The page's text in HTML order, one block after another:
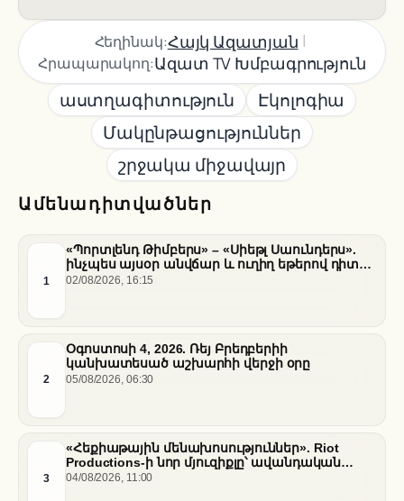
Ամենադիտվածներ
1
«Պորտլենդ Թիմբերս» – «Սիեթլ Սաունդերս».
ինչպես այսօր անվճար և ուղիղ եթերով դիտել
հանդիպումը
02/08/2026, 16:15
2
Օգոստոսի 4, 2026. Ռեյ Բրեդբերիի
կանխատեսած աշխարհի վերջի օրը
05/08/2026, 06:30
3
«Հեքիաթային մենախոսություններ». Riot
Productions-ի նոր մյուզիքլը՝ ավանդական
պատմությունների նոր վերաիմաստավորում
04/08/2026, 11:00
Հեղինակ:Հայկ Ազատյան |
Հրապարակող:Ազատ TV Խմբագրություն
աստղագիտություն
Էկոլոգիա
Մակընթացություններ
շրջակա միջավայր